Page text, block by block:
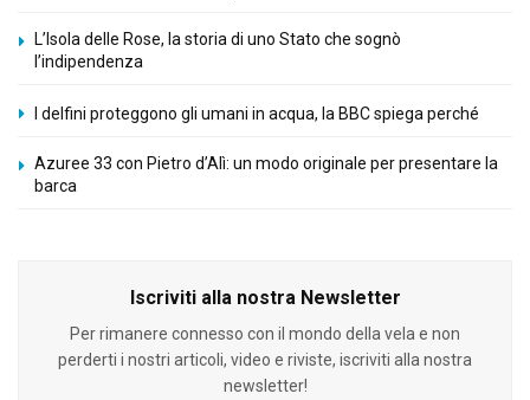
L’Isola delle Rose, la storia di uno Stato che sognò
l’indipendenza
I delfini proteggono gli umani in acqua, la BBC spiega perché
Azuree 33 con Pietro d’Alì: un modo originale per presentare la
barca
Iscriviti alla nostra Newsletter
Per rimanere connesso con il mondo della vela e non
perderti i nostri articoli, video e riviste, iscriviti alla nostra
newsletter!